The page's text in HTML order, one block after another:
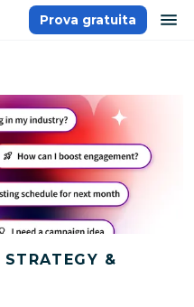
Prova gratuita
STRATEGY &